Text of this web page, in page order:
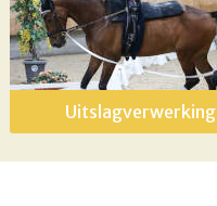
Uitslagverwerking